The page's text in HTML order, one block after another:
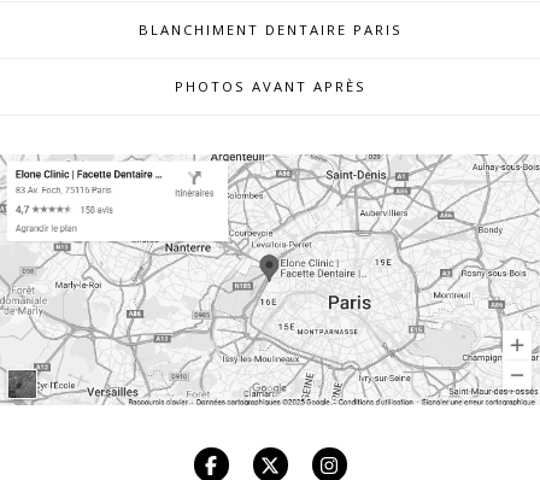
BLANCHIMENT DENTAIRE PARIS
PHOTOS AVANT APRÈS